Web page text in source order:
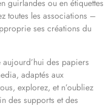
guirlandes ou en étiquettes
toutes les associations –
ses créations du
des papiers
adaptés aux
explorez, et n’oubliez
des supports et des